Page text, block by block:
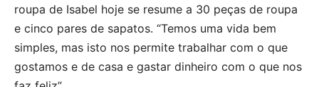
roupa de Isabel hoje se resume a 30 peças de roupa
e cinco pares de sapatos. “Temos uma vida bem
simples, mas isto nos permite trabalhar com o que
gostamos e de casa e gastar dinheiro com o que nos